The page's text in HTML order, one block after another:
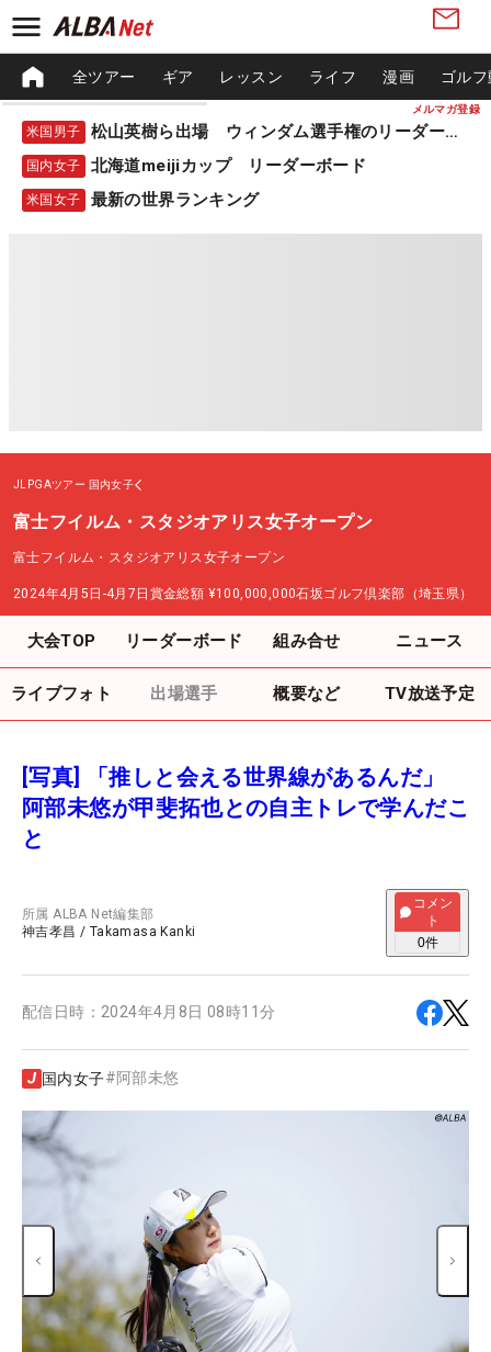
メルマガ登録
全ツアー ギア レッスン ライフ 漫画 ゴル
米国男子 松山英樹ら出場 ウィンダム選手権のリーダーボード
国内女子 北海道meijiカップ リーダーボード
米国女子 最新の世界ランキング
JLPGAツアー 国内女子
富士フイルム・スタジオアリス女子オープン
富士フイルム・スタジオアリス女子オープン
2024年4月5日-4月7日 賞金総額 ¥100,000,000石坂ゴルフ倶楽部（埼玉県）
大会TOP リーダーボード 組み合せ ニュース
ライブフォト 出場選手 概要など TV放送予定
[写真] 「推しと会える世界線があるんだ」
阿部未悠が甲斐拓也との自主トレで学んだこ
と
所属ALBA Net編集部
神吉孝昌 / Takamasa Kanki
コメン
ト
0件
配信日時： 2024年4月8日 08時11分
国内女子#阿部未悠